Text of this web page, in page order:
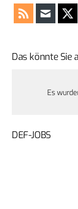
Das könnte Sie
Es
DEF-JOBS